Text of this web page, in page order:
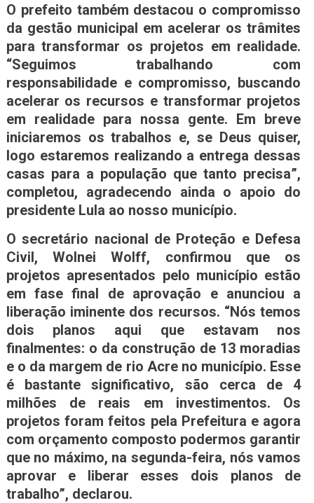
O prefeito também destacou o compromisso
da gestão municipal em acelerar os trâmites
para transformar os projetos em realidade.
“Seguimos trabalhando com
responsabilidade e compromisso, buscando
acelerar os recursos e transformar projetos
em realidade para nossa gente. Em breve
iniciaremos os trabalhos e, se Deus quiser,
logo estaremos realizando a entrega dessas
casas para a população que tanto precisa”,
completou, agradecendo ainda o apoio do
presidente Lula ao nosso município.
O secretário nacional de Proteção e Defesa
Civil, Wolnei Wolff, confirmou que os
projetos apresentados pelo município estão
em fase final de aprovação e anunciou a
liberação iminente dos recursos. “Nós temos
dois planos aqui que estavam nos
finalmentes: o da construção de 13 moradias
e o da margem de rio Acre no município. Esse
é bastante significativo, são cerca de 4
milhões de reais em investimentos. Os
projetos foram feitos pela Prefeitura e agora
com orçamento composto podermos garantir
que no máximo, na segunda-feira, nós vamos
aprovar e liberar esses dois planos de
trabalho”, declarou.